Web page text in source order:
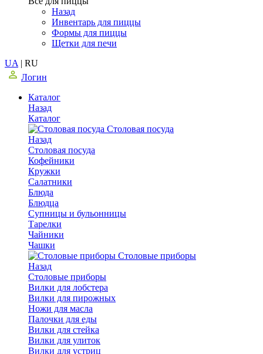
Назад
Инвентарь для пиццы
Формы для пиццы
Щетки для печи
UA | RU
Логин
Каталог
Назад
Каталог
Столовая посуда
Назад
Столовая посуда
Кофейники
Кружки
Салатники
Блюда
Блюдца
Супницы и бульонницы
Тарелки
Чайники
Чашки
Cтоловые приборы
Назад
Cтоловые приборы
Вилки для лобстера
Вилки для пирожных
Ножи для масла
Палочки для еды
Вилки для стейка
Вилки для улиток
Вилки для устриц